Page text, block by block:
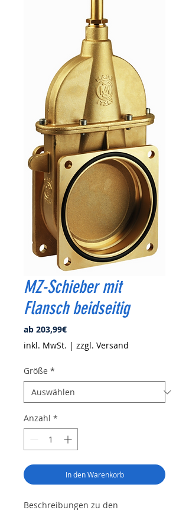
MZ-Schieber mit
Flansch beidseitig
ab 203,99€Sale-
Preis
inkl. MwSt. | zzgl. Versand
Größe *
Anzahl *
In den Warenkorb
Beschreibungen zu den